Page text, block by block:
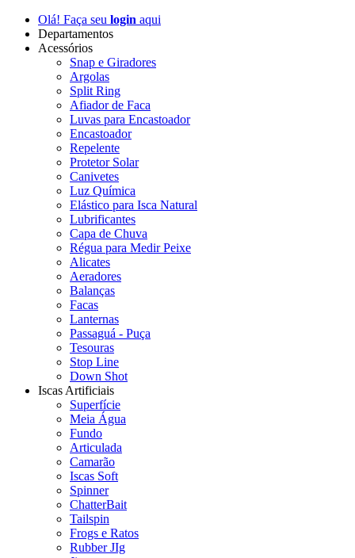
Olá! Faça seu login aqui
Departamentos
Acessórios
Snap e Giradores
Argolas
Split Ring
Afiador de Faca
Luvas para Encastoador
Encastoador
Repelente
Protetor Solar
Canivetes
Luz Química
Elástico para Isca Natural
Lubrificantes
Capa de Chuva
Régua para Medir Peixe
Alicates
Aeradores
Balanças
Facas
Lanternas
Passaguá - Puça
Tesouras
Stop Line
Down Shot
Iscas Artificiais
Superfície
Meia Água
Fundo
Articulada
Camarão
Iscas Soft
Spinner
ChatterBait
Tailspin
Frogs e Ratos
Rubber JIg